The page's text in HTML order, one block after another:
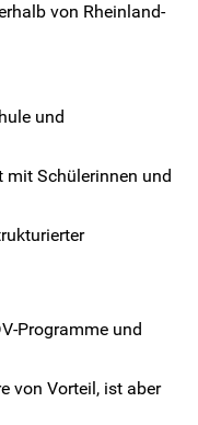
von Rheinland-
und
Schülerinnen und
Programme und
von Vorteil, ist aber